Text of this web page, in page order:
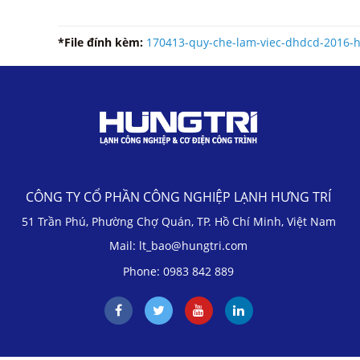
*File đính kèm: 170413-quy-che-lam-viec-dhdcd-
CÔNG TY CỔ PHẦN CÔNG NGHIỆP LẠNH HƯNG TRÍ
51 Trần Phú, Phường Chợ Quán, TP. Hồ Chí Minh, Việt Nam
Mail: lt_bao@hungtri.com
Phone: 0983 842 889